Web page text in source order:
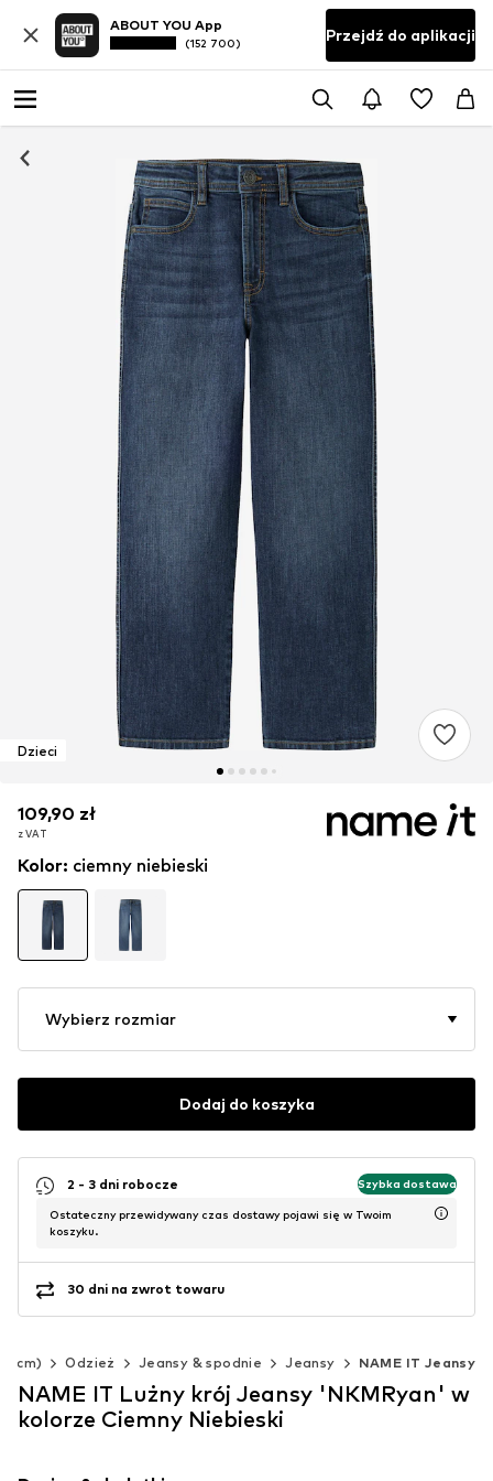
ABOUT YOU App
(152 700) Przejdź do aplikacji
Dzieci
109,90 zł
z VAT
109,90 zł
z VAT
109,90 zł
z VAT
Kolor: ciemny niebieski
Wybierz rozmiar
Dodaj do koszyka
2 - 3 dni robocze Szybka dostawa
Ostateczny przewidywany czas dostawy pojawi się w Twoim
koszyku.
30 dni na zwrot towaru
cm) Odzież Jeansy & spodnie Jeansy NAME IT Jeansy
NAME IT Lużny krój Jeansy 'NKMRyan' w
kolorze Ciemny Niebieski